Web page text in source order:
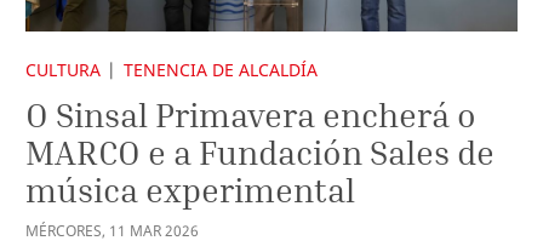
CULTURA TENENCIA DE ALCALDÍA
O Sinsal Primavera encherá o
MARCO e a Fundación Sales de
música experimental
MÉRCORES, 11 MAR2026